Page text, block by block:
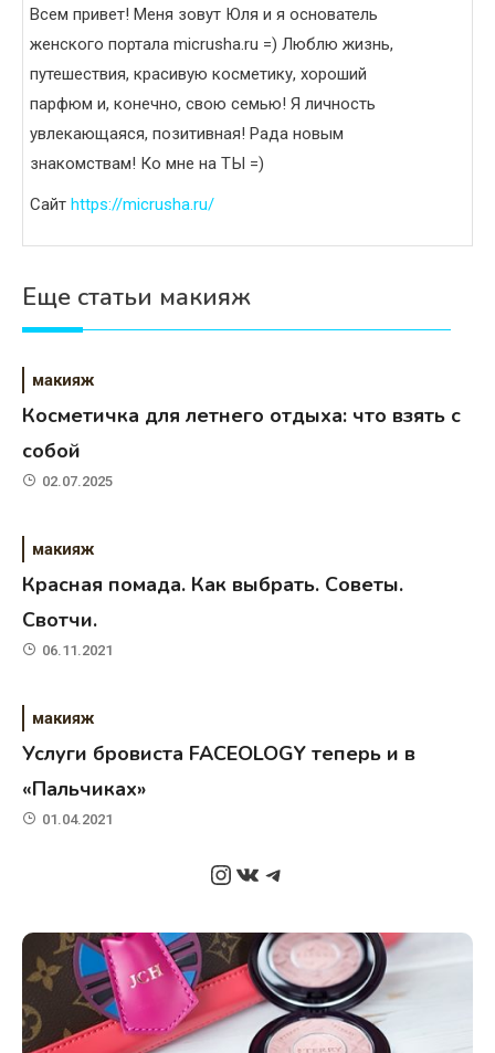
Всем привет! Меня зовут Юля и я основатель
женского портала micrusha.ru =) Люблю жизнь,
путешествия, красивую косметику, хороший
парфюм и, конечно, свою семью! Я личность
увлекающаяся, позитивная! Рада новым
знакомствам! Ко мне на ТЫ =)
Сайт https://micrusha.ru/
Еще статьи макияж
макияж
Косметичка для летнего отдыха: что взять с
собой
02.07.2025
макияж
Красная помада. Как выбрать. Советы.
Свотчи.
06.11.2021
макияж
Услуги бровиста FACEOLOGY теперь и в
«Пальчиках»
01.04.2021
Instagram
ВКонтакте
Telegram